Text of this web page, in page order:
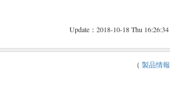
Update：2018-10-18 Thu 16:26:34
（ 製品情報